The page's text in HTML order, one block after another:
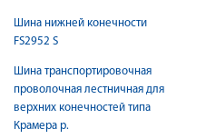
Шина нижней конечности
FS2952 S
Шина транспортировочная
проволочная лестничная для
верхних конечностей типа
Крамера р.